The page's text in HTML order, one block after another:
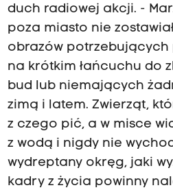
duch radiowej akcji. -
poza miasto nie
obrazów potrzebujących
na krótkim łańcuchu do
bud lub niemających
zimą i latem. Zwierząt,
z czego pić, a w misce
z wodą i nigdy nie
wydreptany okręg, jaki
kadry z życia powinny